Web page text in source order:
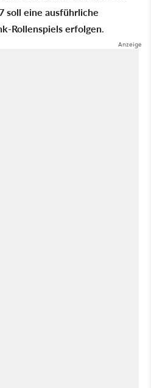
soll eine ausführliche
Rollenspiels erfolgen.